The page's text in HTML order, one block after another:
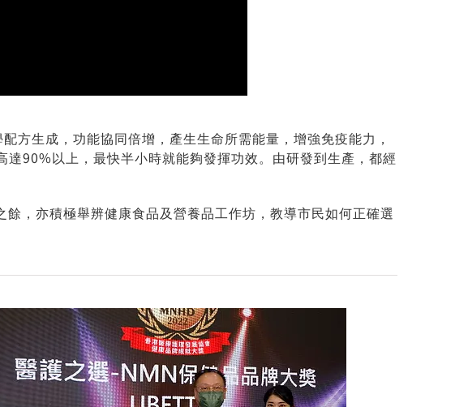
方生成，功能協同倍增，產生生命所需能量，增強免疫能力，
90%以上，最快半小時就能夠發揮功效。由研發到生產，都經
，亦積極舉辨健康食品及營養品工作坊，教導市民如何正確選